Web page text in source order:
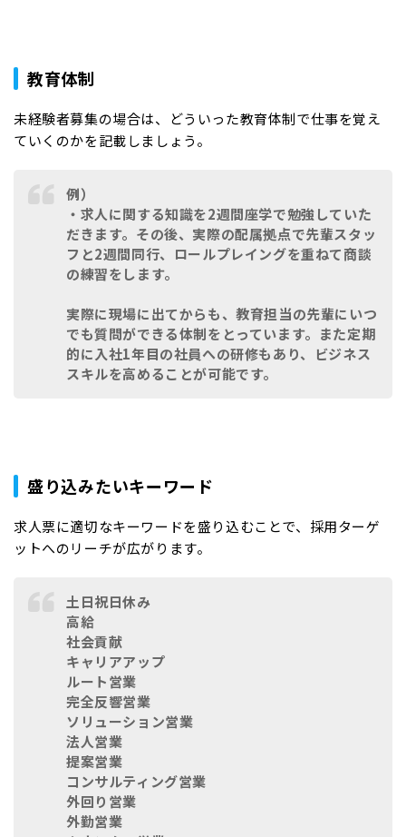
教育体制
未経験者募集の場合は、どういった教育体制で仕事を覚え
ていくのかを記載しましょう。
例）
・求人に関する知識を2週間座学で勉強していた
だきます。その後、実際の配属拠点で先輩スタッ
フと2週間同行、ロールプレイングを重ねて商談
の練習をします。
実際に現場に出てからも、教育担当の先輩にいつ
でも質問ができる体制をとっています。また定期
的に入社1年目の社員への研修もあり、ビジネス
スキルを高めることが可能です。
盛り込みたいキーワード
求人票に適切なキーワードを盛り込むことで、採用ターゲ
ットへのリーチが広がります。
土日祝日休み
高給
社会貢献
キャリアアップ
ルート営業
完全反響営業
ソリューション営業
法人営業
提案営業
コンサルティング営業
外回り営業
外勤営業